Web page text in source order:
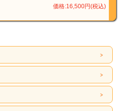
価格:16,500円(税込)